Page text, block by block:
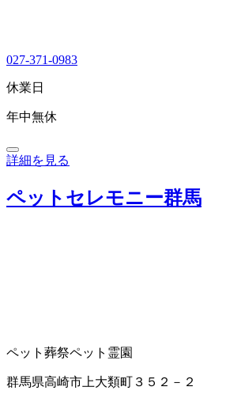
027-371-0983
休業日
年中無休
詳細を見る
ペットセレモニー群馬
ペット葬祭ペット霊園
群馬県高崎市上大類町３５２－２